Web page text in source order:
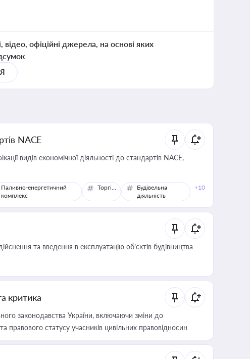
офіційні джерела, на основі яких
NACE
видів економічної діяльності до стандартів NACE,
Паливно-енергетичний
комплекс
Торгівля
Будівельна
діяльність
+10
та введення в експлуатацію об’єктів будівництва
критика
законодавства України, включаючи зміни до
статусу учасників цивільних правовідносин